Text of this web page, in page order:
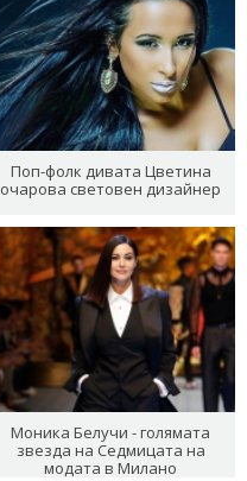
Поп-фолк дивата Цветина
очарова световен дизайнер
Моника Белучи - голямата
звезда на Седмицата на
модата в Милано